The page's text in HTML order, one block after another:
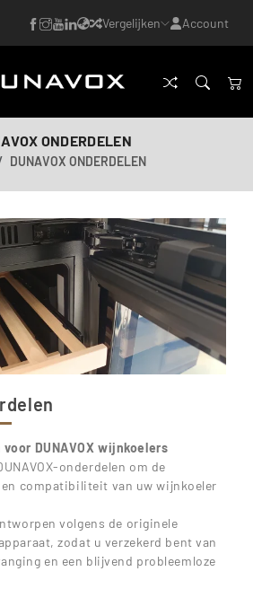
Vergelijken Account
ONDERDELEN
DUNAVOX ONDERDELEN
DUNAVOX wijnkoelers
onderdelen om de
compatibiliteit van uw wijnkoeler
volgens de originele
zodat u verzekerd bent van
en een blijvend probleemloze